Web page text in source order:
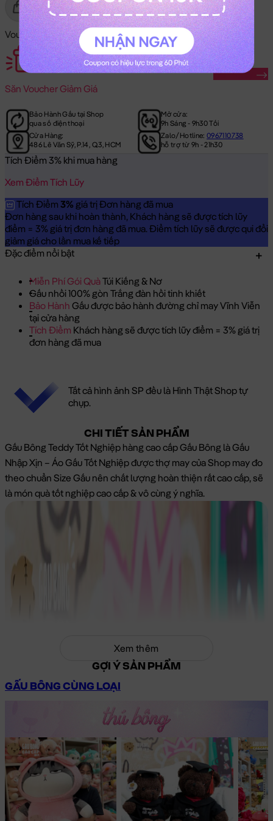
Gửi Tặng Mua Ngay
Voucher Mã Khuyến Mãi:
Săn Voucher Giảm Giá
Săn Ngay
Bảo Hành Gấu tại Shop
qua số điện thoại
Mở cửa:
9h Sáng - 9h30 Tối
Cửa Hàng:
486 Lê Văn Sỹ, P.14, Q.3, HCM
Zalo/Hotline:0967110738
hỗ trợ từ 9h - 21h30
Tích Điểm 3% khi mua hàng
Xem Điểm Tích Lũy
Tích Điểm 3% giá trị Đơn hàng đã mua
Đơn hàng sau khi hoàn thành, Khách hàng sẽ được tích lũy
điểm = 3% giá trị đơn hàng đã mua. Điểm tích lũy sẽ được qui đổi
giảm giá cho lần mua kế tiếp
Đặc điểm nổi bật
Miễn Phí Gói QuàTúi Kiếng & Nơ
Gấu nhồi 100% gòn Trắng đàn hồi tinh khiết
Bảo Hành Gấu được bảo hành đường chỉ may Vĩnh Viễn
tại cửa hàng
Tích Điểm Khách hàng sẽ được tích lũy điểm = 3% giá trị
đơn hàng đã mua
Tất cả hình ảnh SP đều là Hình Thật Shop tự
chụp.
CHI TIẾT SẢN PHẨM
Gấu Bông Teddy Tốt Nghiệp hàng cao cấp Gấu Bông là Gấu
Nhập Xịn – Áo Gấu Tốt Nghiệp được thợ may của Shop may đo
theo chuẩn Size Gấu nên chất lượng hoàn thiện rất cao cấp, sẽ
là món quà tốt nghiệp cao cấp & vô cùng ý nghĩa.
Xem thêm
GỢI Ý SẢN PHẨM
GẤU BÔNG CÙNG LOẠI